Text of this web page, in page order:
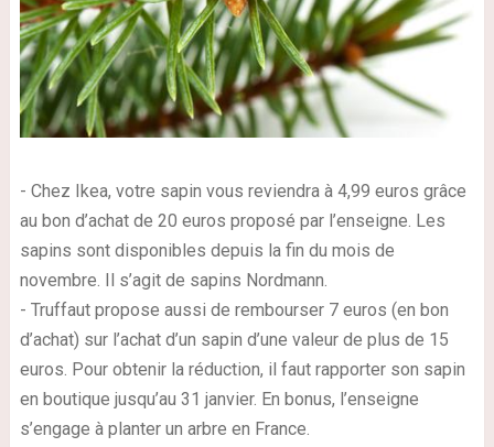
- Chez Ikea, votre sapin vous reviendra à 4,99 euros grâce
au bon d’achat de 20 euros proposé par l’enseigne. Les
sapins sont disponibles depuis la fin du mois de
novembre. Il s’agit de sapins Nordmann.
- Truffaut propose aussi de rembourser 7 euros (en bon
d’achat) sur l’achat d’un sapin d’une valeur de plus de 15
euros. Pour obtenir la réduction, il faut rapporter son sapin
en boutique jusqu’au 31 janvier. En bonus, l’enseigne
s’engage à planter un arbre en France.